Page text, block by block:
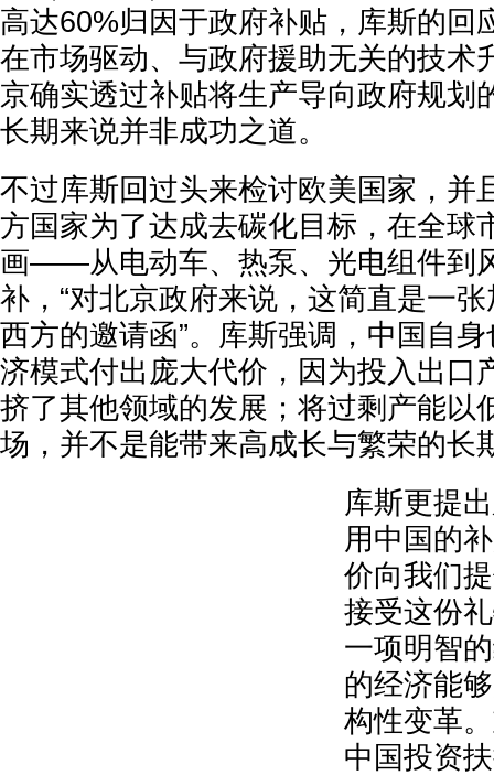
高达60%归因于政府补贴，库斯的回
在市场驱动、与政府援助无关的技术
京确实透过补贴将生产导向政府规划
长期来说并非成功之道。
不过库斯回过头来检讨欧美国家，并
方国家为了达成去碳化目标，在全球
画——从电动车、热泵、光电组件到
补，“对北京政府来说，这简直是一
西方的邀请函”。库斯强调，中国自
济模式付出庞大代价，因为投入出口
挤了其他领域的发展；将过剩产能以
场，并不是能带来高成长与繁荣的长
库斯更提
用中国的
价向我们
接受这份
一项明智
的经济能
构性变革
中国投资